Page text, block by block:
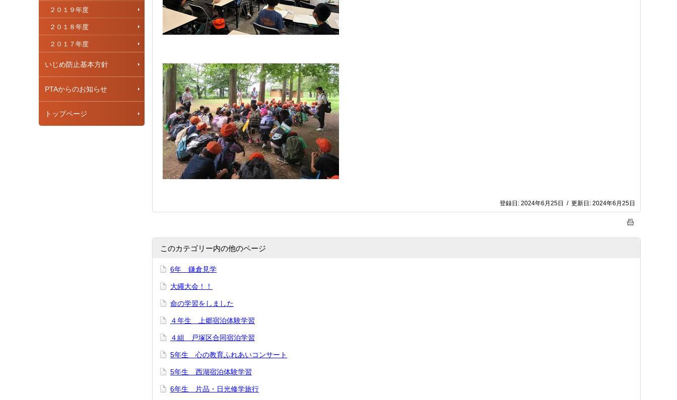
２０１９年度
２０１８年度
２０１７年度
いじめ防止基本方針
PTAからのお知らせ
トップページ
登録日: 2024年6月25日 / 更新日: 2024年6月25日
このカテゴリー内の他のページ
6年 鎌倉見学
大繩大会！！
命の学習をしました
４年生 上郷宿泊体験学習
４組 戸塚区合同宿泊学習
5年生 心の教育ふれあいコンサート
5年生 西湖宿泊体験学習
6年生 片品・日光修学旅行